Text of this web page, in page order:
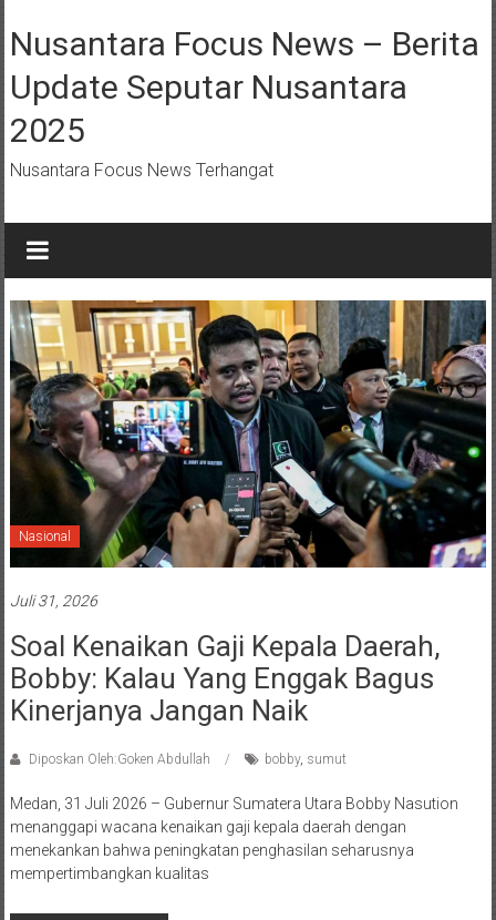
ke
konten
Nusantara Focus News – Berita
Update Seputar Nusantara
2025
Nusantara Focus News Terhangat
Nasional
Juli 31, 2026
Soal Kenaikan Gaji Kepala Daerah,
Bobby: Kalau Yang Enggak Bagus
Kinerjanya Jangan Naik
Diposkan Oleh:Goken Abdullah bobby, sumut
Medan, 31 Juli 2026 – Gubernur Sumatera Utara Bobby Nasution
menanggapi wacana kenaikan gaji kepala daerah dengan
menekankan bahwa peningkatan penghasilan seharusnya
mempertimbangkan kualitas